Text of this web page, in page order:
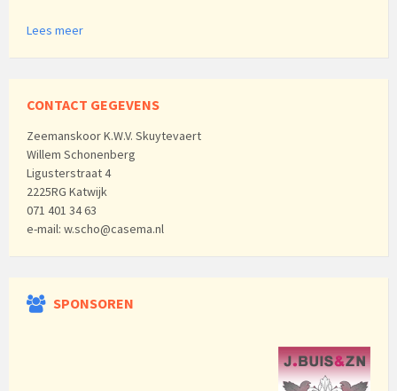
Lees meer
CONTACT GEGEVENS
Zeemanskoor K.W.V. Skuytevaert
Willem Schonenberg
Ligusterstraat 4
2225RG Katwijk
071 401 34 63
e-mail: w.scho@casema.nl
SPONSOREN